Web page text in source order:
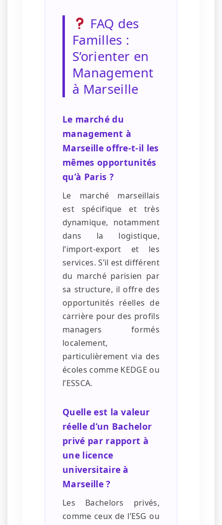
FAQ des
Familles :
S’orienter en
Management
à Marseille
Le marché du
management à
Marseille offre-t-il les
mêmes opportunités
qu’à Paris ?
Le marché marseillais
est spécifique et très
dynamique, notamment
dans la logistique,
l’import-export et les
services. S’il est différent
du marché parisien par
sa structure, il offre des
opportunités réelles de
carrière pour des profils
managers formés
localement,
particulièrement via des
écoles comme KEDGE ou
l’ESSCA.
Quelle est la valeur
réelle d’un Bachelor
privé par rapport à
une licence
universitaire à
Marseille ?
Les Bachelors privés,
comme ceux de l’ESG ou